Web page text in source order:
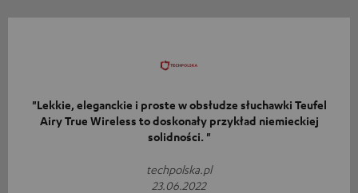
"Lekkie, eleganckie i proste w obsłudze słuchawki Teufel
Airy True Wireless to doskonały przykład niemieckiej
solidności. "
techpolska.pl
23.06.2022